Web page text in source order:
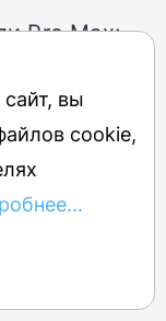
Pro Max:
LTE/5G
требовать
некоторых
вы
cookie,